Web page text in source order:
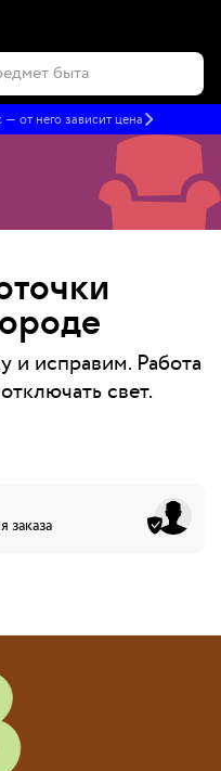
— от него зависит цена
и исправим. Работа
свет.